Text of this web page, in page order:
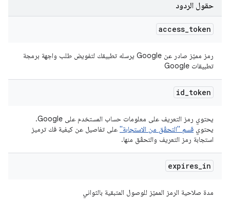
حقول الردود
access_token
رمز مميّز صادر عن Google يرسله تطبيقك لتفويض طلب واجهة برمجة
تطبيقات Google
id_token
يحتوي رمز التعريف على معلومات حساب المستخدم على Google.
يحتوي قسم "التحقّق من الاستجابة" على تفاصيل عن كيفية فك ترميز
استجابة رمز التعريف والتحقّق منها.
expires_in
مدة صلاحية الرمز المميّز للوصول المتبقية بالثواني